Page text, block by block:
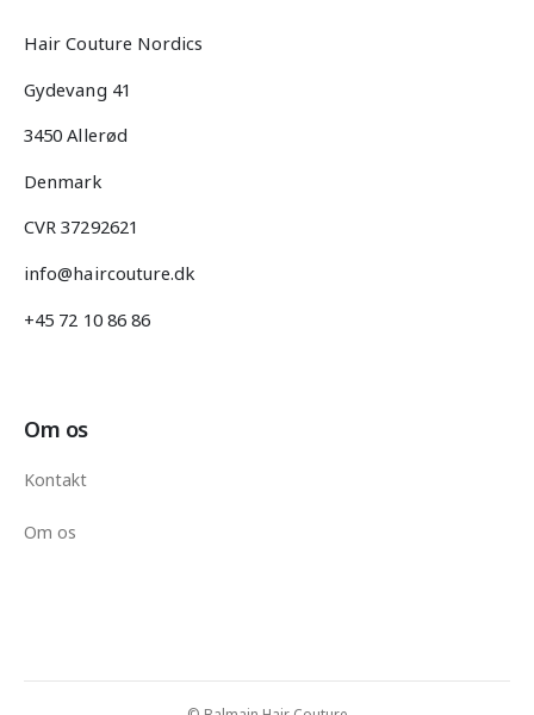
Hair Couture Nordics
Gydevang 41
3450 Allerød
Denmark
CVR 37292621
info@haircouture.dk
+45 72 10 86 86
Om os
Kontakt
Om os